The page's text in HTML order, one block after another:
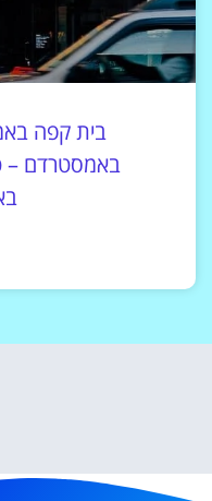
בית קפה
באמסטרדם –